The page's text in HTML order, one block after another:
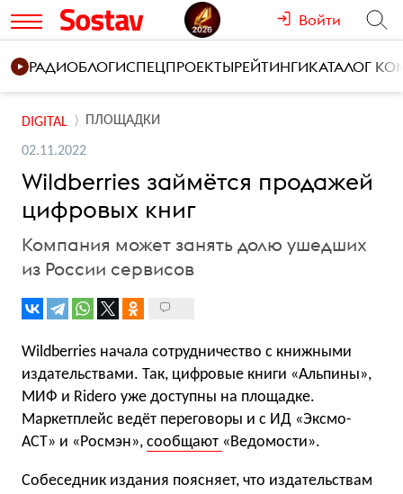
Войти
РАДИОБЛОГИСПЕЦПРОЕКТЫРЕЙТИНГИКАТАЛОГ
DIGITAL ПЛОЩАДКИ
02.11.2022
Wildberries займётся продажей
цифровых книг
Компания может занять долю ушедших
из России сервисов
Wildberries начала сотрудничество с книжными
издательствами. Так, цифровые книги «Альпины»,
МИФ и Ridero уже доступны на площадке.
Маркетплейс ведёт переговоры и с ИД «Эксмо-
АСТ» и «Росмэн», сообщают «Ведомости».
Собеседник издания поясняет, что издательствам